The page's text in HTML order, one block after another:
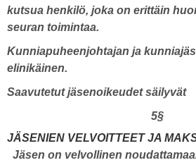
kutsua henkilö, joka on erittäin
seuran toimintaa.
Kunniapuheenjohtajan ja
elinikäinen.
Saavutetut jäsenoikeudet säilyvät
5§
JÄSENIEN VELVOITTEET JA
Jäsen on velvollinen